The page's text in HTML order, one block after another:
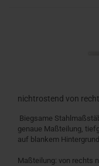
nichtrostend von
Biegsame
genaue Maßteilung,
auf blankem
Maßteilung: von rechts